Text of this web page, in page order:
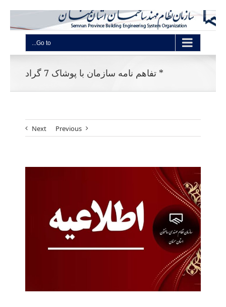
Go to...
* تفاهم نامه سازمان با پوشاک 7 گراد
Previous
Next
View
Larger
Image